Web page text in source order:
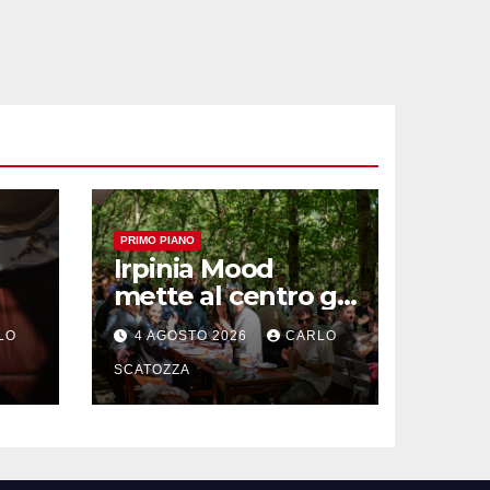
PRIMO PIANO
Irpinia Mood
mette al centro gli
“Intolleranti” per
una rivoluzione
sostenibile del
cibo
4 AGOSTO 2026 CARLO
SCATOZZA